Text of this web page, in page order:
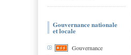
Gouvernance nationale
et locale
Gouvernance